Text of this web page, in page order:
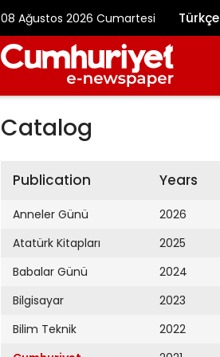
08 Ağustos 2026 Cumartesi Türkçe
Catalog
Publication
Anneler Günü
Atatürk Kitapları
Babalar Günü
Bilgisayar
Bilim Teknik
Years
2026
2025
2024
2023
2022